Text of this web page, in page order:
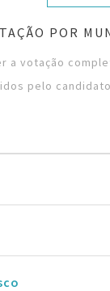
POR
a votação
pelo